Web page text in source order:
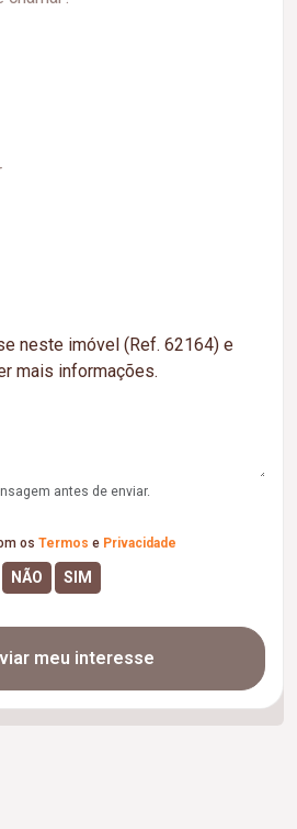
antes de enviar.
os Termos e Privacidade
meu interesse